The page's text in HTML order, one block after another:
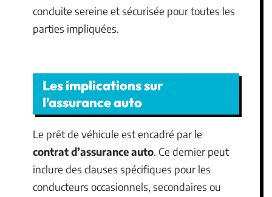
conduite sereine et sécurisée pour toutes les
parties impliquées.
Les implications sur
l’assurance auto
Le prêt de véhicule est encadré par le
contrat d’assurance auto. Ce dernier peut
inclure des clauses spécifiques pour les
conducteurs occasionnels, secondaires ou